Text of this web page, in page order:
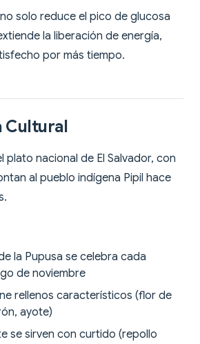
solo reduce el pico de glucosa
la liberación de energía,
por más tiempo.
Cultural
plato nacional de El Salvador, con
al pueblo indígena Pipil hace
la Pupusa se celebra cada
de noviembre
rellenos característicos (flor de
ayote)
se sirven con curtido (repollo